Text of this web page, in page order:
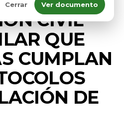
Cerrar Ver documento
CIVIL
QUE
CUMPLAN
DE